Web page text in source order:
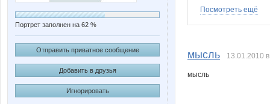
Портрет заполнен на 62 %
Отправить приватное сообщение
Добавить в друзья
Игнорировать
Посмотреть ещё
мысль 13.01.2010
мысль